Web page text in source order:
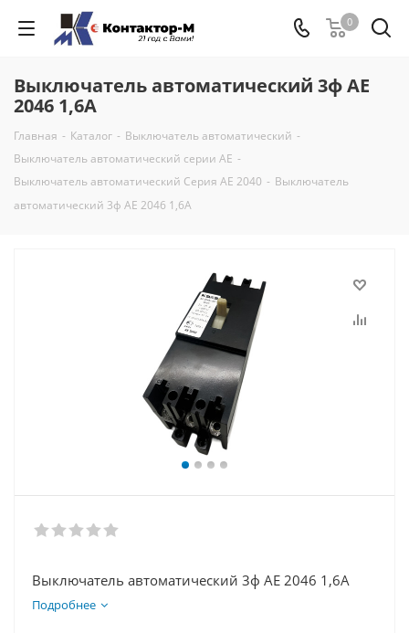
0
Выключатель автоматический 3ф АЕ
2046 1,6А
Главная - Каталог - Выключатель автоматический -
Выключатель автоматический серии АЕ -
Выключатель автоматический Серия АЕ 2040 - Выключатель
автоматический 3ф АЕ 2046 1,6А
Выключатель автоматический 3ф АЕ 2046 1,6А
Подробнее